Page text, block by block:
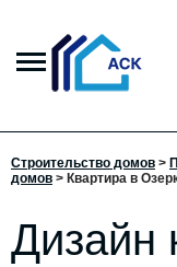
Строительство домов >
домов > Квартира в
Дизайн